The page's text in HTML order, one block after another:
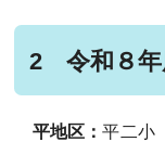
2 令和８年
平地区：平二